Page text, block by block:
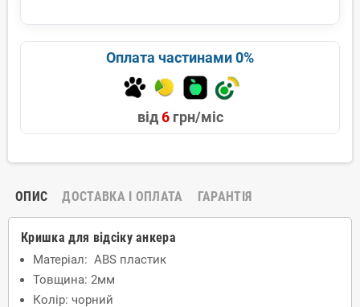
Оплата частинами 0%
від6грн/міс
ОПИС ДОСТАВКА І ОПЛАТА ГАРАНТІЯ
Кришка для відсіку анкера
Матеріал: ABS пластик
Товщина: 2мм
Колір: чорний